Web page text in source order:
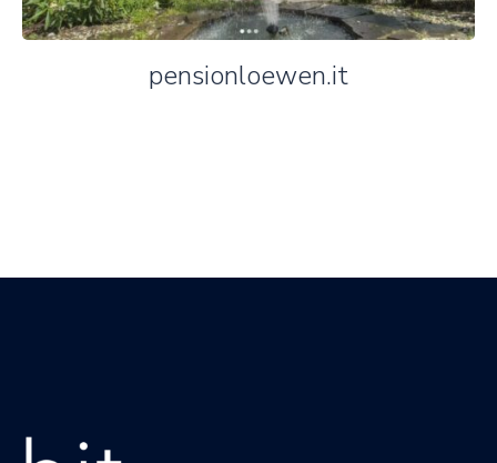
pensionloewen.it